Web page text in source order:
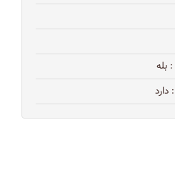
: بله
: دارد